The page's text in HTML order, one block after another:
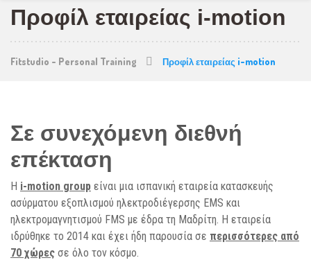
Προφίλ εταιρείας i-motion
Fitstudio - Personal Training Προφίλ εταιρείας i-motion
Σε συνεχόμενη διεθνή
επέκταση
Η i-motion group είναι μια ισπανική εταιρεία κατασκευής
ασύρματου εξοπλισμού ηλεκτροδιέγερσης EMS και
ηλεκτρομαγνητισμού FMS με έδρα τη Μαδρίτη. Η εταιρεία
ιδρύθηκε το 2014 και έχει ήδη παρουσία σε περισσότερες από
70 χώρες σε όλο τον κόσμο.